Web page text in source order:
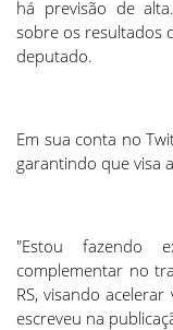
há previsão de
sobre os resultados
deputado.
Em sua conta no
garantindo que visa
"Estou fazendo
complementar no
RS, visando
escreveu na